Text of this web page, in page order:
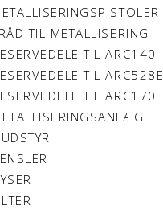
TIL METALLISERING
TIL ARC140
TIL ARC528E
TIL ARC170